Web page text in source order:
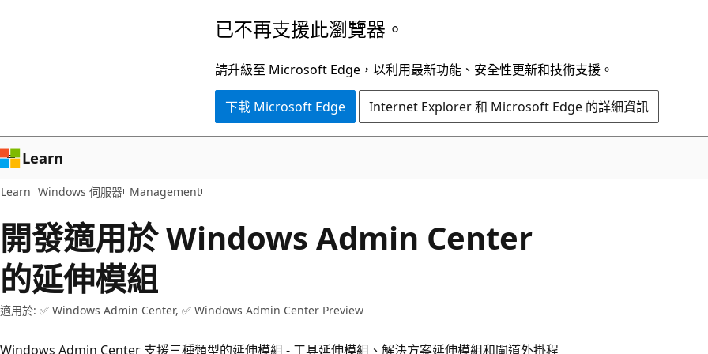
容
已不再支援此瀏覽器。
請升級至 Microsoft Edge，以利用最新功能、安全性更新和技術支援。
下載 Microsoft Edge Internet Explorer 和 Microsoft Edge 的詳細資訊
Learn
Learn Windows 伺服器 Management
開發適用於 Windows Admin Center
的延伸模組
適用於: ✅ Windows Admin Center, ✅ Windows Admin Center Preview
Windows Admin Center 支援三種類型的延伸模組 - 工具延伸模組、解決方案延伸模組和閘道外掛程